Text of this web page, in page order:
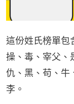
這份姓氏榜單包
操、毒、宰父、
仇、黑、苟、牛
李。